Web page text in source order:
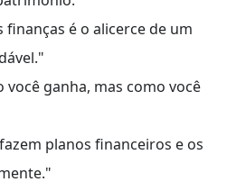
finanças é o alicerce de um
ganha, mas como você
planos financeiros e os